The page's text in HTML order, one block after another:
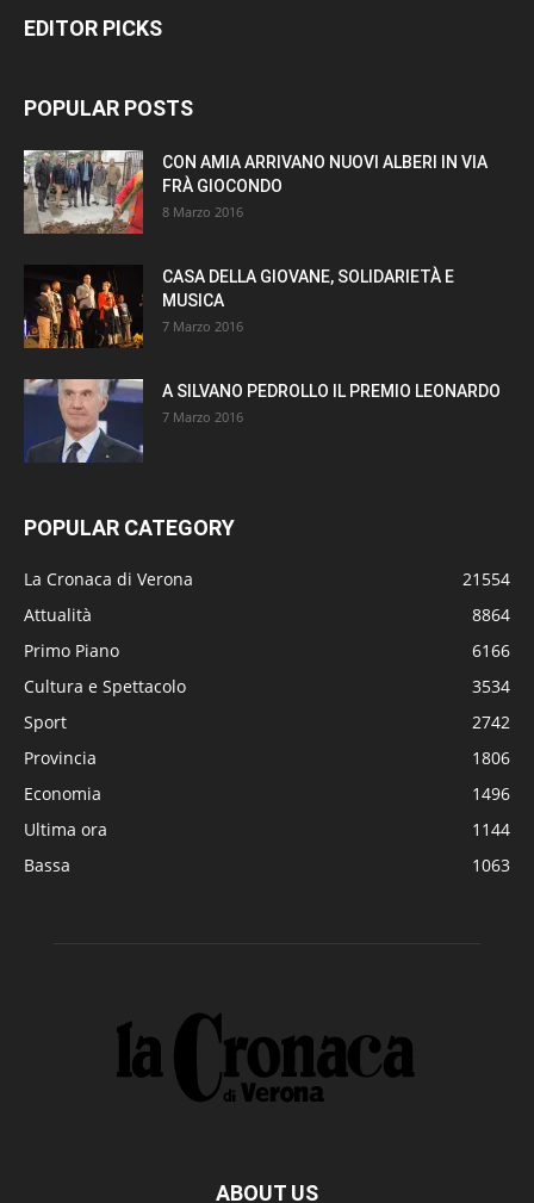
EDITOR PICKS
POPULAR POSTS
CON AMIA ARRIVANO NUOVI ALBERI IN VIA
FRÀ GIOCONDO
8 Marzo 2016
CASA DELLA GIOVANE, SOLIDARIETÀ E
MUSICA
7 Marzo 2016
A SILVANO PEDROLLO IL PREMIO LEONARDO
7 Marzo 2016
POPULAR CATEGORY
La Cronaca di Verona
21554
Attualità
8864
Primo Piano
6166
Cultura e Spettacolo
3534
Sport
2742
Provincia
1806
Economia
1496
Ultima ora
1144
Bassa
1063
ABOUT US